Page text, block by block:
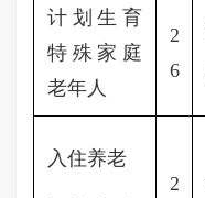
计划生育
特殊家庭
老年人
2
6
入住养老
2